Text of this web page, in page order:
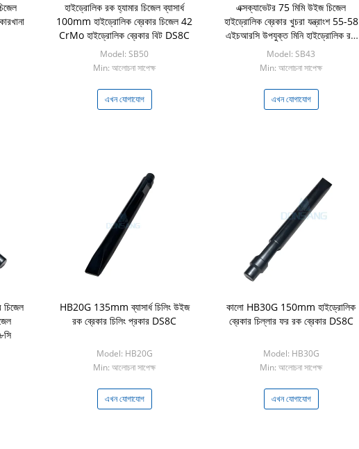
হাইড্রোলিক রক হ্যামার চিজেল ব্যাসার্ধ
100mm হাইড্রোলিক ব্রেকার চিজেল 42
CrMo হাইড্রোলিক ব্রেকার বিট DS8C
Model: SB50
Min: আলোচনা সাপেক্ষ
এখন যোগাযোগ
এক্সক্যাভেটর 75 মিমি উইজ চিজেল
হাইড্রোলিক ব্রেকার খুচরা যন্ত্রাংশ 55-58
এইচআরসি উপযুক্ত মিনি হাইড্রোলিক রক
হ্যামার ডিএস 8 সি
Model: SB43
Min: আলোচনা সাপেক্ষ
এখন যোগাযোগ
চিজেল
HB20G 135mm ব্যাসার্ধ চিলিং উইজ
রক ব্রেকার চিলিং প্রকার DS8C
Model: HB20G
Min: আলোচনা সাপেক্ষ
এখন যোগাযোগ
কালো HB30G 150mm হাইড্রোলিক
ব্রেকার চিল্লার ফর রক ব্রেকার DS8C
Model: HB30G
Min: আলোচনা সাপেক্ষ
এখন যোগাযোগ